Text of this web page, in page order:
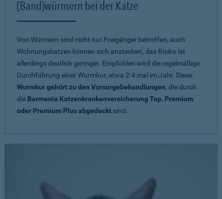
(Band)würmern bei der Katze
Von Würmern sind nicht nur Freigänger betroffen, auch
Wohnungskatzen können sich anstecken, das Risiko ist
allerdings deutlich geringer. Empfohlen wird die regelmäßige
Durchführung einer Wurmkur, etwa 2-4 mal im Jahr. Diese
Wurmkur gehört zu den Vorsorgebehandlungen, die durch
die Barmenia Katzenkrankenversicherung Top, Premium
oder Premium Plus abgedeckt sind.